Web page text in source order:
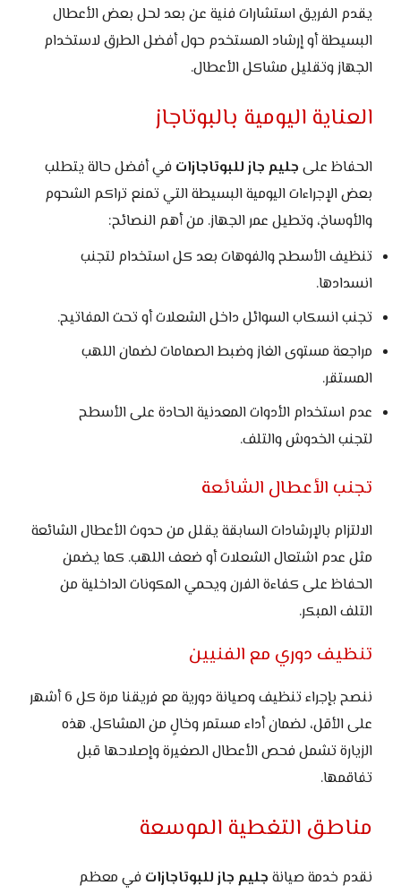
يقدم الفريق استشارات فنية عن بعد لحل بعض الأعطال
البسيطة أو إرشاد المستخدم حول أفضل الطرق لاستخدام
الجهاز وتقليل مشاكل الأعطال.
العناية اليومية بالبوتاجاز
الحفاظ على جليم جاز للبوتاجازات في أفضل حالة يتطلب
بعض الإجراءات اليومية البسيطة التي تمنع تراكم الشحوم
والأوساخ، وتطيل عمر الجهاز. من أهم النصائح:
تنظيف الأسطح والفوهات بعد كل استخدام لتجنب
انسدادها.
تجنب انسكاب السوائل داخل الشعلات أو تحت المفاتيح.
مراجعة مستوى الغاز وضبط الصمامات لضمان اللهب
المستقر.
عدم استخدام الأدوات المعدنية الحادة على الأسطح
لتجنب الخدوش والتلف.
تجنب الأعطال الشائعة
الالتزام بالإرشادات السابقة يقلل من حدوث الأعطال الشائعة
مثل عدم اشتعال الشعلات أو ضعف اللهب. كما يضمن
الحفاظ على كفاءة الفرن ويحمي المكونات الداخلية من
التلف المبكر.
تنظيف دوري مع الفنيين
ننصح بإجراء تنظيف وصيانة دورية مع فريقنا مرة كل 6 أشهر
على الأقل، لضمان أداء مستمر وخالٍ من المشاكل. هذه
الزيارة تشمل فحص الأعطال الصغيرة وإصلاحها قبل
تفاقمها.
مناطق التغطية الموسعة
نقدم خدمة صيانة جليم جاز للبوتاجازات في معظم